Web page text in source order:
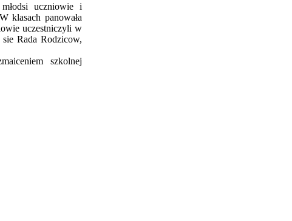
uczniowie i
klasach panowała
uczestniczyli w
Rada Rodzicow,
szkolnej